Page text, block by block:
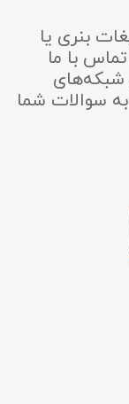
بنری یا
با ما
شبکه‌های
سوالات شما